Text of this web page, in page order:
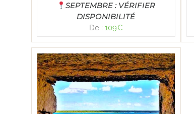
SEPTEMBRE : VÉRIFIER
DISPONIBILITÉ
De : 109€